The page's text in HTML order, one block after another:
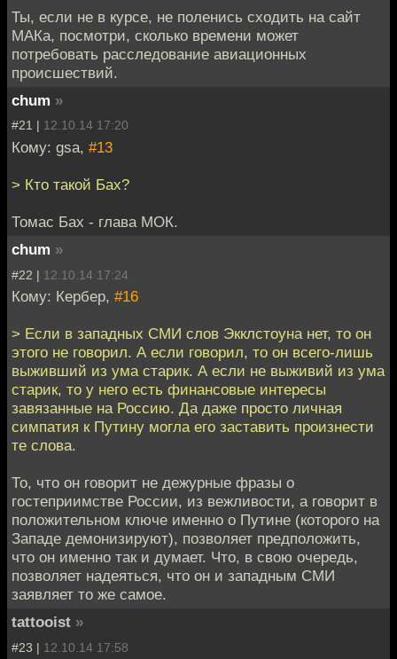
Ты, если не в курсе, не поленись сходить на сайт
МАКа, посмотри, сколько времени может
потребовать расследование авиационных
происшествий.
chum »
#21 | 12.10.14 17:20
Кому: gsa, #13
> Кто такой Бах?
Томас Бах - глава МОК.
chum »
#22 | 12.10.14 17:24
Кому: Кербер, #16
> Если в западных СМИ слов Экклстоуна нет, то он
этого не говорил. А если говорил, то он всего-лишь
выживший из ума старик. А если не выживий из ума
старик, то у него есть финансовые интересы
завязанные на Россию. Да даже просто личная
симпатия к Путину могла его заставить произнести
те слова.
То, что он говорит не дежурные фразы о
гостеприимстве России, из вежливости, а говорит в
положительном ключе именно о Путине (которого на
Западе демонизируют), позволяет предположить,
что он именно так и думает. Что, в свою очередь,
позволяет надеяться, что он и западным СМИ
заявляет то же самое.
tattooist »
#23 | 12.10.14 17:58